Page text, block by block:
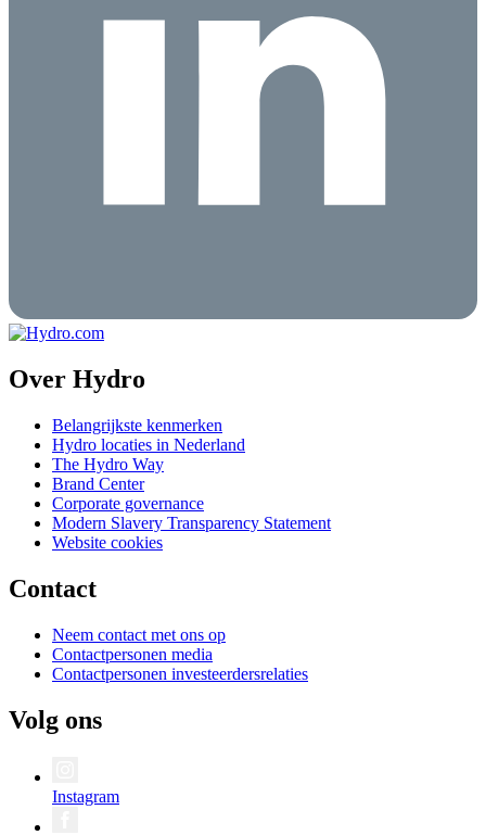
Over Hydro
Belangrijkste kenmerken
Hydro locaties in Nederland
The Hydro Way
Brand Center
Corporate governance
Modern Slavery Transparency Statement
Website cookies
Contact
Neem contact met ons op
Contactpersonen media
Contactpersonen investeerdersrelaties
Volg ons
Instagram